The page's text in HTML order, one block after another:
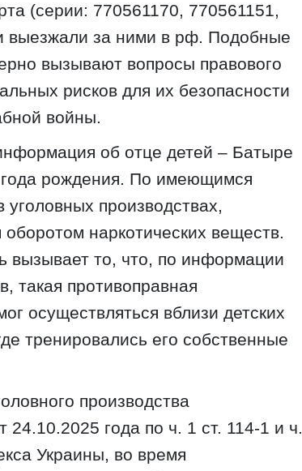
(серии: 770561170, 770561151,
выезжали за ними в рф. Подобные
вызывают вопросы правового
рисков для их безопасности
войны.
об отце детей – Батыре
рождения. По имеющимся
производствах,
наркотических веществ.
вызывает то, что, по информации
такая противоправная
осуществляться вблизи детских
тренировались его собственные
производства
года по ч. 1 ст. 114-1 и ч.
Украины, во время